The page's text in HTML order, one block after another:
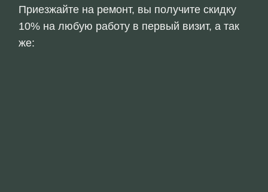
Приезжайте на ремонт, вы получите скидку
10% на любую работу в первый визит, а так
же: